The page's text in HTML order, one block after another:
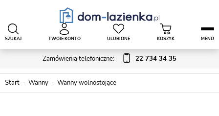
Zamówienia telefoniczne: 22 734 34 35
SZUKAJ TWOJE KONTO ULUBIONE KOSZYK MENU
Start Wanny Wanny wolnostojące